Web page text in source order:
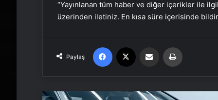
“Yayınlanan tüm haber ve diğer içerikler ile
üzerinden iletiniz. En kısa süre içerisinde
Paylaş
Facebook Email'den paylaş